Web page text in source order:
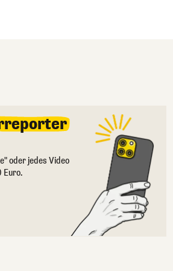
oder jedes Video
Euro.